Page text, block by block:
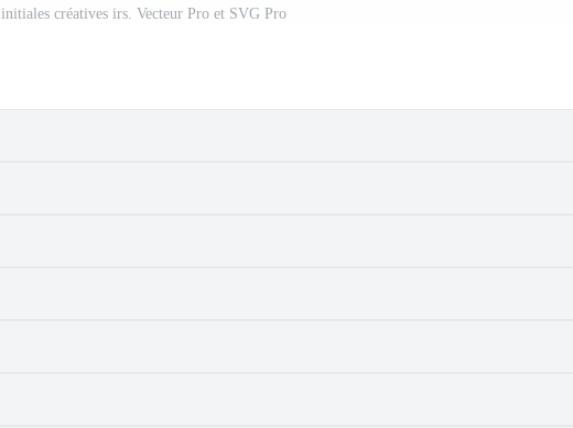
initiales créatives irs. Vecteur Pro et SVG Pro